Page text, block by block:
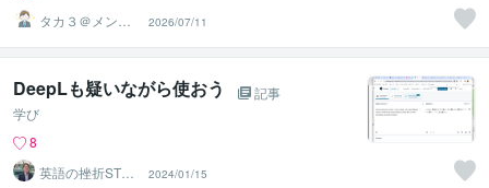
タカ３＠メンタ
ルコーチ
2026/07/11
DeepLも疑いながら使おう
記事
学び
8
英語の挫折STO
2024/01/15